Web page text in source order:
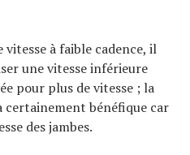
vitesse à faible cadence, il
une vitesse inférieure
pour plus de vitesse ; la
certainement bénéfique car
des jambes.